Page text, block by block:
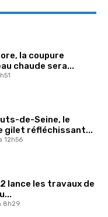
la coupure
chaude sera...
de-Seine, le
gilet réfléchissant...
12h56
lance les travaux de
8h29